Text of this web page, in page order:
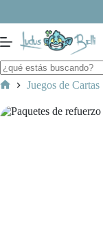
contenido
Juegos de Cartas